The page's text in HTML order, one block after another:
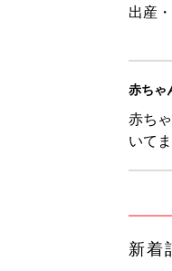
出産
赤ちゃ
赤ち
いて
新着